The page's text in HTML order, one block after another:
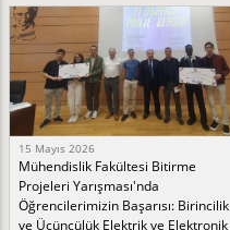
15 Mayıs 2026
Mühendislik Fakültesi Bitirme
Projeleri Yarışması'nda
Öğrencilerimizin Başarısı: Birincilik
ve Üçüncülük Elektrik ve Elektronik